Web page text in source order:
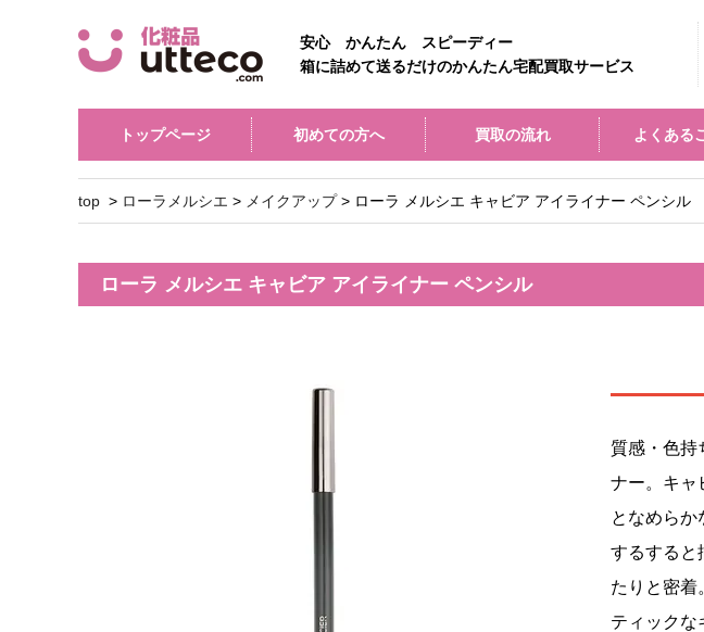
安心 かんたん スピーディー
箱に詰めて送るだけのかんたん宅配買取サービス
トップページ 初めての方へ 買取の流れ よくある
top > ローラメルシエ > メイクアップ> ローラ メルシエ キャビア アイライナー ペンシル
ローラ メルシエ キャビア アイライナー ペンシル
質感・色持
ナー。キャ
となめらか
するすると
たりと密着
ティックな